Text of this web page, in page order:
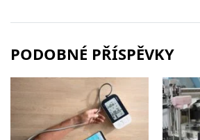
PODOBNÉ PŘÍSPĚVKY